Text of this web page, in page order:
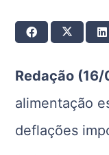
Redação
alimentação
deflações